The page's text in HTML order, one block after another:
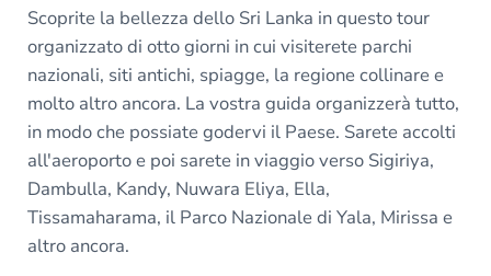
Scoprite la bellezza dello Sri Lanka in questo tour
organizzato di otto giorni in cui visiterete parchi
nazionali, siti antichi, spiagge, la regione collinare e
molto altro ancora. La vostra guida organizzerà tutto,
in modo che possiate godervi il Paese. Sarete accolti
all'aeroporto e poi sarete in viaggio verso Sigiriya,
Dambulla, Kandy, Nuwara Eliya, Ella,
Tissamaharama, il Parco Nazionale di Yala, Mirissa e
altro ancora.